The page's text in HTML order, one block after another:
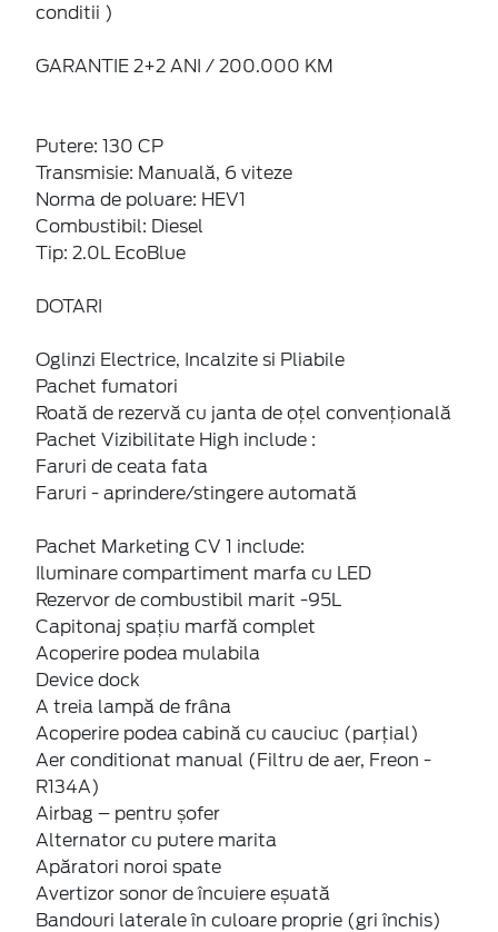
conditii )
GARANTIE 2+2 ANI / 200.000 KM
Putere: 130 CP
Transmisie: Manuală, 6 viteze
Norma de poluare: HEV1
Combustibil: Diesel
Tip: 2.0L EcoBlue
DOTARI
Oglinzi Electrice, Incalzite si Pliabile
Pachet fumatori
Roată de rezervă cu janta de oțel convențională
Pachet Vizibilitate High include :
Faruri de ceata fata
Faruri - aprindere/stingere automată
Pachet Marketing CV 1 include:
Iluminare compartiment marfa cu LED
Rezervor de combustibil marit -95L
Capitonaj spațiu marfă complet
Acoperire podea mulabila
Device dock
A treia lampă de frâna
Acoperire podea cabină cu cauciuc (parțial)
Aer conditionat manual (Filtru de aer, Freon -
R134A)
Airbag – pentru șofer
Alternator cu putere marita
Apăratori noroi spate
Avertizor sonor de încuiere eșuată
Bandouri laterale în culoare proprie (gri închis)